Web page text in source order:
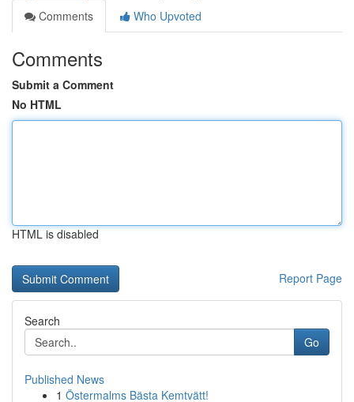
Comments
Who Upvoted
Comments
Submit a Comment
No HTML
HTML is disabled
Report Page
Search
Go
Published News
1 Östermalms Bästa Kemtvätt!